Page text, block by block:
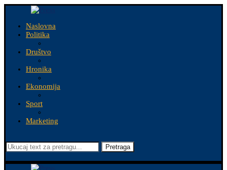
Naslovna
Politika
Društvo
Hronika
Ekonomija
Sport
Marketing
Pretraga